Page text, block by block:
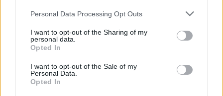
Personal Data Processing Opt Outs
I want to opt-out of the Sharing of my
personal data.
Opted In
I want to opt-out of the Sale of my
Personal Data.
Opted In